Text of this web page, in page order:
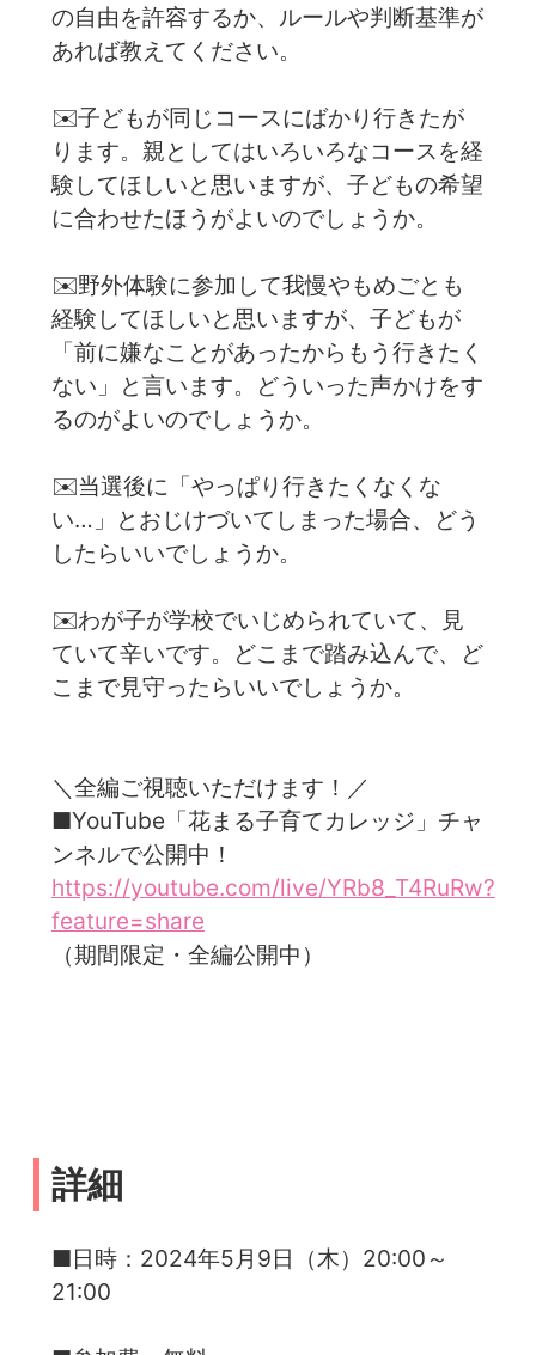
の自由を許容するか、ルールや判断基準が
あれば教えてください。
✉️子どもが同じコースにばかり行きたが
ります。親としてはいろいろなコースを経
験してほしいと思いますが、子どもの希望
に合わせたほうがよいのでしょうか。
✉️野外体験に参加して我慢やもめごとも
経験してほしいと思いますが、子どもが
「前に嫌なことがあったからもう行きたく
ない」と言います。どういった声かけをす
るのがよいのでしょうか。
✉️当選後に「やっぱり行きたくなくな
い…」とおじけづいてしまった場合、どう
したらいいでしょうか。
✉️わが子が学校でいじめられていて、見
ていて辛いです。どこまで踏み込んで、ど
こまで見守ったらいいでしょうか。
＼全編ご視聴いただけます！／
■YouTube「花まる子育てカレッジ」チャ
ンネルで公開中！
https://youtube.com/live/YRb8_T4RuRw?
feature=share
（期間限定・全編公開中）
詳細
■日時：2024年5月9日（木）20:00～
21:00